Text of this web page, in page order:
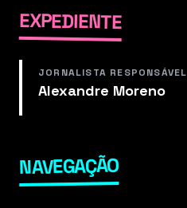
EXPEDIENTE
JORNALISTA RESPONSÁVEL
Alexandre Moreno
NAVEGAÇÃO